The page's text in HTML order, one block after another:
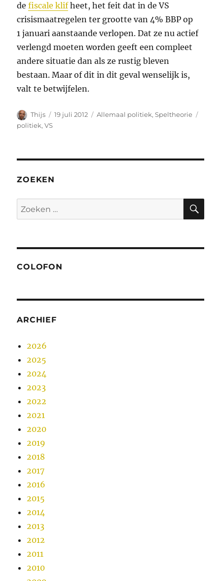
defiscale klifheet, het feit dat in de VS
crisismaatregelen ter grootte van 4% BBP op
1 januari aanstaande verlopen. Dat ze nu actief
verlengd moeten worden geeft een compleet
andere situatie dan als ze rustig bleven
bestaan. Maar of dit in dit geval wenselijk is,
valt te betwijfelen.
Auteur
Thijs
Geplaatst
19 juli 2012 Categorieën
Allemaal politiek,Speltheorie
politiek,VS
ZOEKEN
Zoeken
naar:
COLOFON
ARCHIEF
2026
2025
2024
2023
2022
2021
2020
2019
2018
2017
2016
2015
2014
2013
2012
2011
2010